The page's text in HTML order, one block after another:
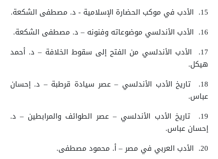
15. الأدب في موكب الحضارة الإسلامية - د. مصطفى الشكعة.
16. الأدب الأندلسي موضوعاته وفنونه – د. مصطفى الشكعة.
17.
الأدب الأندلسي من الفتح إلى سقوط الخلافة – د. أحمد
هيكل.
18.
تاريخ الأدب الأندلسي – عصر سيادة قرطبة – د. إحسان
عباس.
19.
تاريخ الأدب الأندلسي – عصر الطوائف والمرابطين – د.
إحسان عباس.
20. الأدب العربي في مصر – أ. محمود مصطفى.